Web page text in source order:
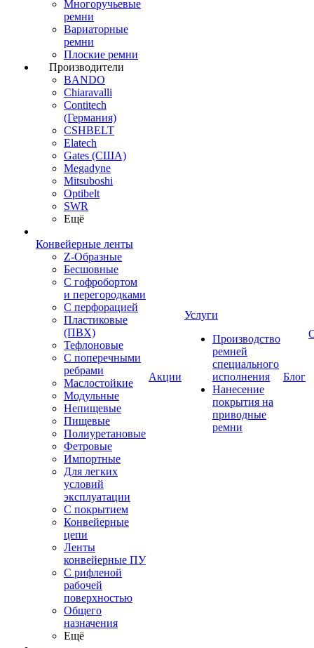
Многоручьевые
ремни
Вариаторные
ремни
Плоские ремни
Производители
BANDO
Chiaravalli
Contitech
(Германия)
CSHBELT
Elatech
Gates (США)
Megadyne
Mitsuboshi
Optibelt
SWR
Ещё
Конвейерные ленты
Z-Образные
Бесшовные
С гофробортом
и перегородками
С перфорацией
Пластиковые
(ПВХ)
Тефлоновые
С поперечными
ребрами
Маслостойкие
Модульные
Непищевые
Пищевые
Полиуретановые
Фетровые
Импортные
Для легких
условий
эксплуатации
С покрытием
Конвейерные
цепи
Ленты
конвейерные ПУ
С рифленой
рабочей
поверхностью
Общего
назначения
Ещё
Акции
Услуги
Производство
ремней
специального
исполнения
Нанесение
покрытия на
приводные
ремни
Блог